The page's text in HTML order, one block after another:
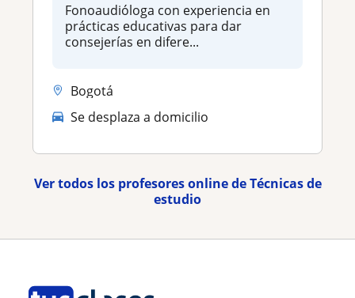
Fonoaudióloga con experiencia en
prácticas educativas para dar
consejerías en difere...
Bogotá
Se desplaza a domicilio
Ver todos los profesores online de Técnicas de
estudio